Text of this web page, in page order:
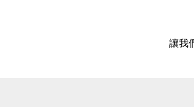
讓我們來看